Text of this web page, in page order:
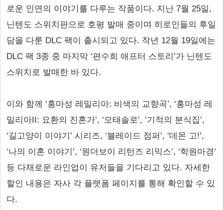
로운 인연의 이야기를 다루는 작품이다. 지난 7월 25일,
닌텐도 스위치판으로 호평 발매 중이며 히로인들의 후일
담을 다룬 DLC 팩이 출시되고 있다. 작년 12월 19일에는
DLC 팩 3종 중 마지막 ‘편수희 애프터 스토리’가 닌텐도
스위치로 발매한 바 있다.
이와 함께 ‘홍마성 레밀리아: 비색의 교향곡’, ‘홍마성 레
밀리아II: 요환의 진혼가’, ‘모태솔로’, ‘기적의 분식집’,
‘길고양이 이야기’ 시리즈, ‘블레이드 점퍼’, ‘데몬 고!’,
‘나의 이혼 이야기’, ‘원더보이 리턴즈 리믹스’, ‘학원마경’
등 다채로운 라인업이 유저들을 기다리고 있다. 자세한
할인 내용은 자사 각 플랫폼 페이지를 통해 확인할 수 있
다.